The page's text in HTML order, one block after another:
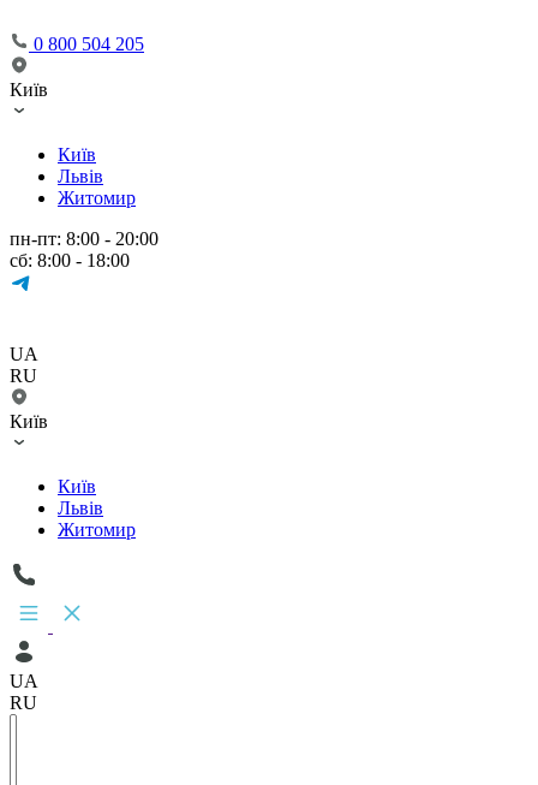
0 800 504 205
Київ
Київ
Львів
Житомир
пн-пт: 8:00 - 20:00
сб: 8:00 - 18:00
UA
RU
Київ
Київ
Львів
Житомир
UA
RU